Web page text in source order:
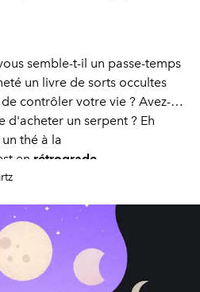
semble-t-il un passe-temps
un livre de sorts occultes
contrôler votre vie ? Avez-
d'acheter un serpent ? Eh
thé à la
en rétrograde